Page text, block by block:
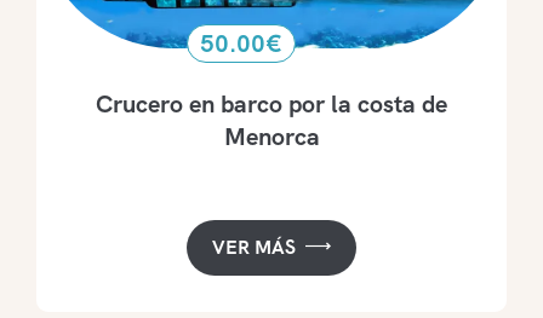
Crucero en barco por la costa de
Menorca
50.00€
VER MÁS